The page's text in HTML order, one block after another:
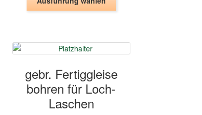
Varianten
auf.
Optionen
gebr. Fertiggleise
bohren für Loch-
Laschen